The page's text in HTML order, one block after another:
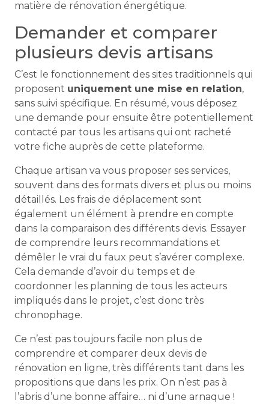
matière de rénovation énergétique.
Demander et comparer
plusieurs devis artisans
C’est le fonctionnement des sites traditionnels qui
proposent uniquement une mise en relation,
sans suivi spécifique. En résumé, vous déposez
une demande pour ensuite être potentiellement
contacté par tous les artisans qui ont racheté
votre fiche auprès de cette plateforme.
Chaque artisan va vous proposer ses services,
souvent dans des formats divers et plus ou moins
détaillés. Les frais de déplacement sont
également un élément à prendre en compte
dans la comparaison des différents devis. Essayer
de comprendre leurs recommandations et
démêler le vrai du faux peut s’avérer complexe.
Cela demande d’avoir du temps et de
coordonner les planning de tous les acteurs
impliqués dans le projet, c’est donc très
chronophage.
Ce n’est pas toujours facile non plus de
comprendre et comparer deux devis de
rénovation en ligne, très différents tant dans les
propositions que dans les prix. On n’est pas à
l’abris d’une bonne affaire… ni d’une arnaque !